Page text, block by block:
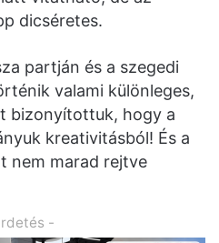
dicséretes.
partján és a szegedi
valami különleges,
bizonyítottuk, hogy a
kreativitásból! És a
nem marad rejtve
-